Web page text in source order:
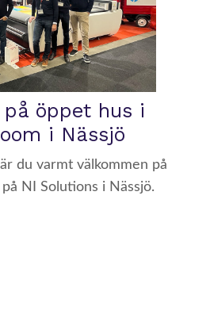
öppet hus i
i Nässjö
du varmt välkommen på
NI Solutions i Nässjö.